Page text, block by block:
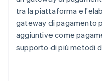
tra la piattaforma e
gateway di pagamento
aggiuntive come
supporto di più metodi